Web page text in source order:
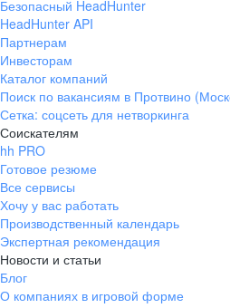
Безопасный HeadHunter
HeadHunter API
Партнерам
Инвесторам
Каталог компаний
Поиск по вакансиям в Протвино
Сетка: соцсеть для нетворкинга
Соискателям
hh PRO
Готовое резюме
Все сервисы
Хочу у вас работать
Производственный календарь
Экспертная рекомендация
Новости и статьи
Блог
О компаниях в игровой форме